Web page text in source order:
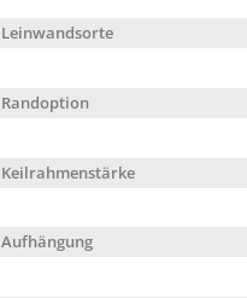
Leinwandsorte
Randoption
Keilrahmenstärke
Aufhängung